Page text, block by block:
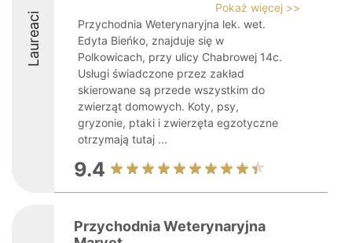
Laureaci
Pokaż więcej >>
Przychodnia Weterynaryjna lek. wet.
Edyta Bieńko, znajduje się w
Polkowicach, przy ulicy Chabrowej 14c.
Usługi świadczone przez zakład
skierowane są przede wszystkim do
zwierząt domowych. Koty, psy,
gryzonie, ptaki i zwierzęta egzotyczne
otrzymają tutaj ...
9.4
Przychodnia Weterynaryjna